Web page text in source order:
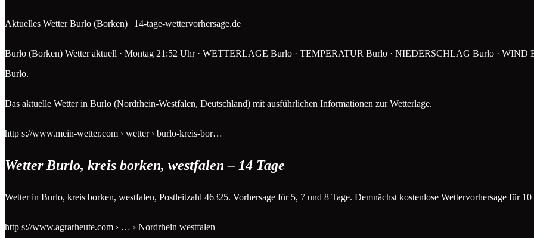
Aktuelles Wetter Burlo (Borken) | 14-tage-wettervorhersage.de
Burlo (Borken) Wetter aktuell · Montag 21:52 Uhr · WETTERLAGE Burlo · TEMPERATUR Burlo · NIEDERSCHLAG Burlo ·
Burlo.
Das aktuelle Wetter in Burlo (Nordrhein-Westfalen, Deutschland) mit ausführlichen Informationen zur Wetterlage.
http s://www.mein-wetter.com › wetter › burlo-kreis-bor…
Wetter Burlo, kreis borken, westfalen – 14 Tage
Wetter in Burlo, kreis borken, westfalen, Postleitzahl 46325. Vorhersage für 5, 7 und 8 Tage. Demnächst kostenlose Wettervorhersage für 10
http s://www.agrarheute.com › … › Nordrhein westfalen